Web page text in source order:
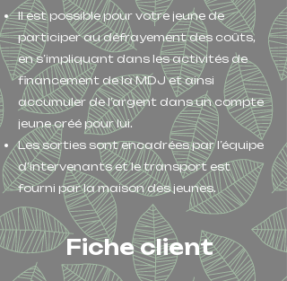
Il est possible pour votre jeune de
participer au défrayement des coûts,
en s’impliquant dans les activités de
financement de la MDJ et ainsi
accumuler de l’argent dans un compte
jeune créé pour lui.
Les sorties sont encadrées par l’équipe
d’intervenants et le transport est
fourni par la maison des jeunes.
Fiche client